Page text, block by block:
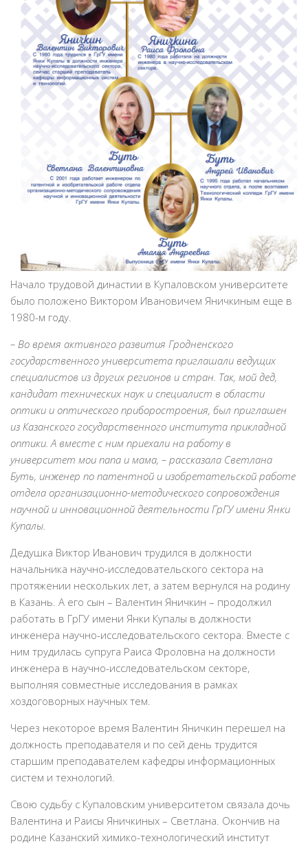
Начало трудовой династии в Купаловском университете
было положено Виктором Ивановичем Яничкиным еще в
1980-м году.
– Во время активного развития Гродненского
государственного университета приглашали ведущих
специалистов из других регионов и стран. Так, мой дед,
кандидат технических наук и специалист в области
оптики и оптического приборостроения, был приглашен
из Казанского государственного института прикладной
оптики. А вместе с ним приехали на работу в
университет мои папа и мама, – рассказала Светлана
Буть, инженер по патентной и изобретательской работе
отдела организационно-методического сопровождения
научной и инновационной деятельности ГрГУ имени Янки
Купалы.
Дедушка Виктор Иванович трудился в должности
начальника научно-исследовательского сектора на
протяжении нескольких лет, а затем вернулся на родину
в Казань. А его сын – Валентин Яничкин – продолжил
работать в ГрГУ имени Янки Купалы в должности
инженера научно-исследовательского сектора. Вместе с
ним трудилась супруга Раиса Фроловна на должности
инженера в научно-исследовательском секторе,
выполняя совместные исследования в рамках
хоздоговорных научных тем.
Через некоторое время Валентин Яничкин перешел на
должность преподавателя и по сей день трудится
старшим преподавателем кафедры информационных
систем и технологий.
Свою судьбу с Купаловским университетом связала дочь
Валентина и Раисы Яничкиных – Светлана. Окончив на
родине Казанский химико-технологический институт